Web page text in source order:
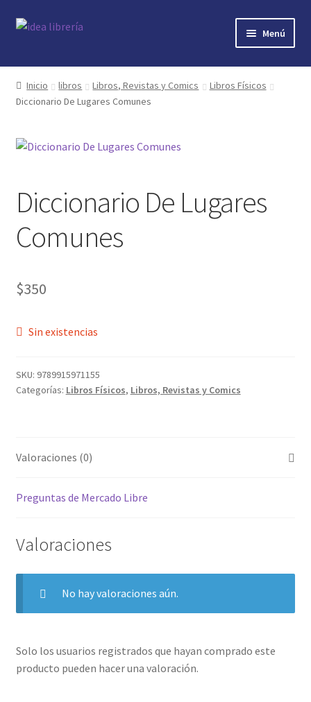
Ir
Ir
Menú
Inicio
contacto
libros
nosotros
novedades
preguntas
Inicio libros Libros, Revistas y Comics
Libros Físicos
Diccionario De Lugares Comunes
Diccionario De Lugares
Comunes
$350
Sin existencias
SKU: 9789915971155
Categorías: Libros Físicos, Libros, Revistas y Comics
Valoraciones (0)
Preguntas de Mercado Libre
Valoraciones
No hay valoraciones aún.
Solo los usuarios registrados que hayan comprado este
producto pueden hacer una valoración.